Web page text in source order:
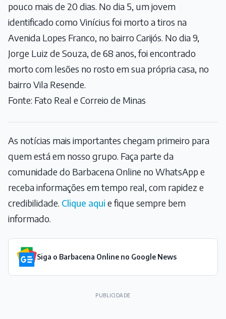
pouco mais de 20 dias. No dia 5, um jovem
identificado como Vinícius foi morto a tiros na
Avenida Lopes Franco, no bairro Carijós. No dia 9,
Jorge Luiz de Souza, de 68 anos, foi encontrado
morto com lesões no rosto em sua própria casa, no
bairro Vila Resende.
Fonte: Fato Real e Correio de Minas
As notícias mais importantes chegam primeiro para
quem está em nosso grupo. Faça parte da
comunidade do Barbacena Online no WhatsApp e
receba informações em tempo real, com rapidez e
credibilidade. Clique aqui e fique sempre bem
informado.
Siga o Barbacena Online no Google News
PUBLICIDADE